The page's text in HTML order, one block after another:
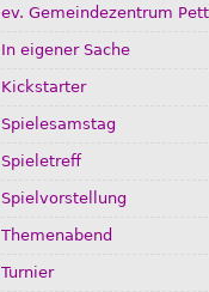
ev. Gemeindezentrum
In eigener Sache
Kickstarter
Spielesamstag
Spieletreff
Spielvorstellung
Themenabend
Turnier